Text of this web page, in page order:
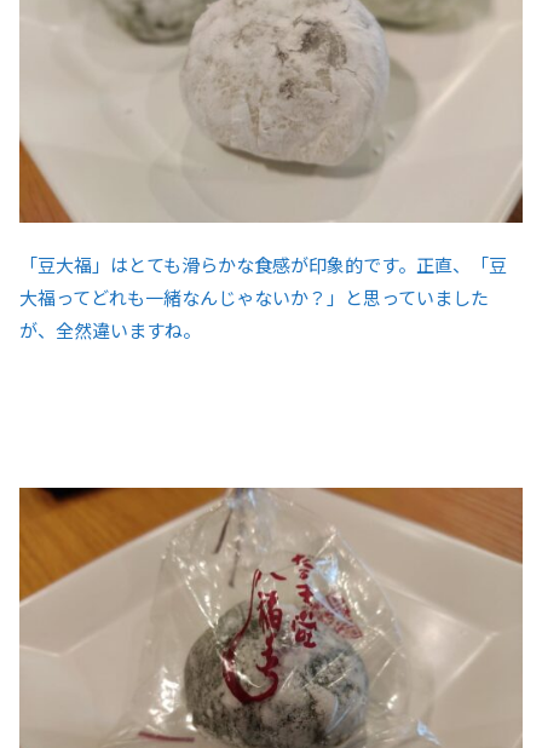
「豆大福」はとても滑らかな食感が印象的です。正直、「豆
大福ってどれも一緒なんじゃないか？」と思っていました
が、全然違いますね。